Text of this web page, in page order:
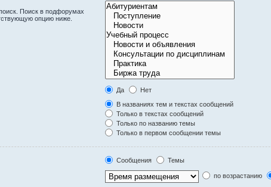
Поиск в подфорумах
опцию ниже.
Да
Нет
В названиях тем и текстах сообщений
Только в текстах сообщений
Только по названию темы
Только в первом сообщении темы
Сообщения
Темы
по возрастанию